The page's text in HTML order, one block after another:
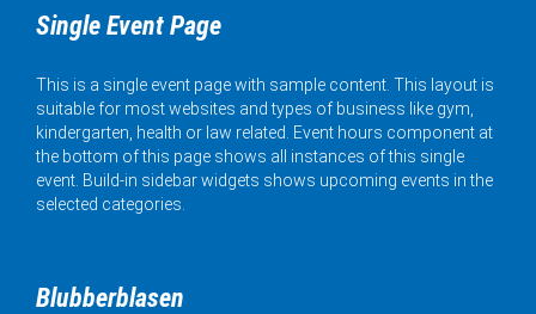
Single Event Page
This is a single event page with sample content. This layout is
suitable for most websites and types of business like gym,
kindergarten, health or law related. Event hours component at
the bottom of this page shows all instances of this single
event. Build-in sidebar widgets shows upcoming events in the
selected categories.
Blubberblasen